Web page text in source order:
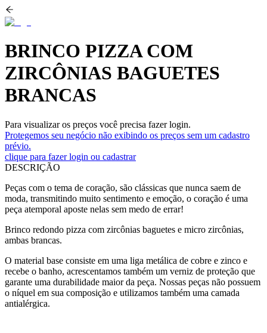
BRINCO PIZZA COM
ZIRCÔNIAS BAGUETES
BRANCAS
Para visualizar os preços você precisa fazer login.
Protegemos seu negócio não exibindo os preços sem um cadastro
prévio.
clique para fazer login ou cadastrar
DESCRIÇÃO
Peças com o tema de coração, são clássicas que nunca saem de
moda, transmitindo muito sentimento e emoção, o coração é uma
peça atemporal aposte nelas sem medo de errar!
Brinco redondo pizza com zircônias baguetes e micro zircônias,
ambas brancas.
O material base consiste em uma liga metálica de cobre e zinco e
recebe o banho, acrescentamos também um verniz de proteção que
garante uma durabilidade maior da peça. Nossas peças não possuem
o níquel em sua composição e utilizamos também uma camada
antialérgica.